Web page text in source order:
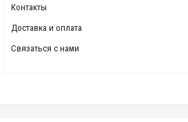
Контакты
Доставка и оплата
Связаться с нами